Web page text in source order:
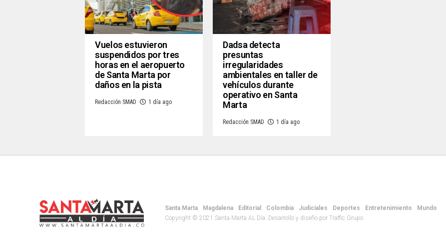
Vuelos estuvieron
suspendidos por tres
horas en el aeropuerto
de Santa Marta por
daños en la pista
Redacción SMAD 1 día ago
Dadsa detecta
presuntas
irregularidades
ambientales en taller de
vehículos durante
operativo en Santa
Marta
Redacción SMAD 1 día ago
Santa Marta Magdalena Editorial Colombia Judiciales Deportes Entretenimiento
Mundo
Copyright © 2021 Santa Marta AL Día. Desarrollo y diseño por Traffic Grupo.